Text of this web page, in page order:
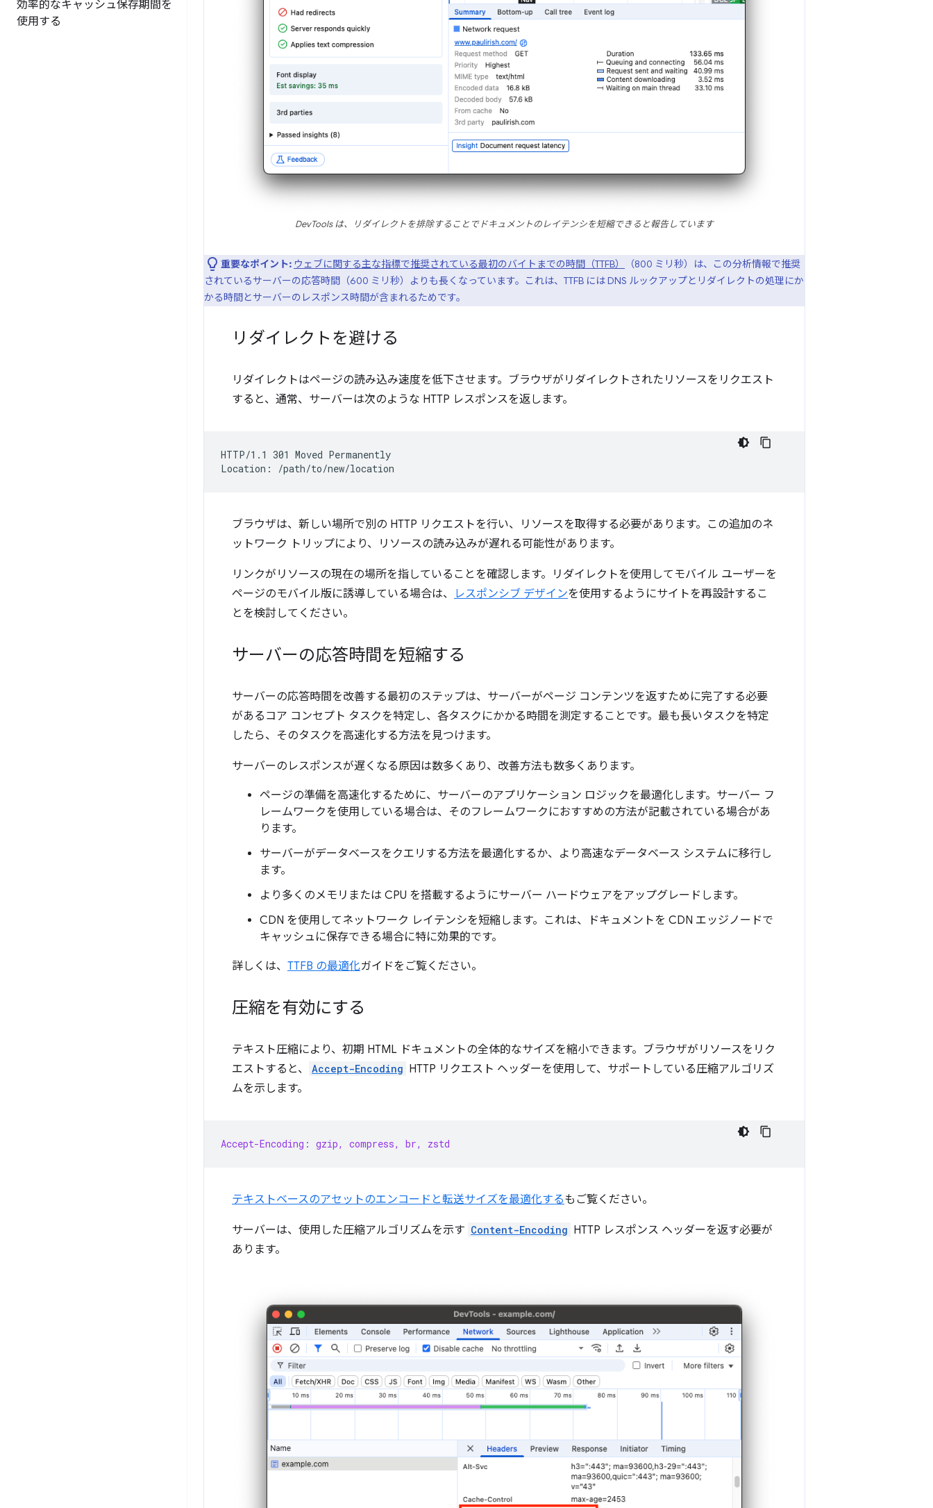
効率的なキャッシュ保存期間を
使用する
DevTools は、リダイレクトを排除することでドキュメントのレイテンシを短縮できると報告しています
重要なポイント: ウェブに関する主な指標で推奨されている最初のバイトまでの時間（TTFB）
（800 ミリ秒）は、この分析情報で推奨
されているサーバーの応答時間（600 ミリ秒）よりも長くなっています。これは、TTFB には DNS ルックアップとリダイレクトの処理にか
かる時間とサーバーのレスポンス時間が含まれるためです。
リダイレクトを避ける
リダイレクトはページの読み込み速度を低下させます。ブラウザがリダイレクトされたリソースをリクエスト
すると、通常、サーバーは次のような HTTP レスポンスを返します。
HTTP/1.1 301 Moved Permanently
ブラウザは、新しい場所で別の HTTP リクエストを行い、リソースを取得する必要があります。この追加のネ
ットワーク トリップにより、リソースの読み込みが遅れる可能性があります。
リンクがリソースの現在の場所を指していることを確認します。リダイレクトを使用してモバイル ユーザーを
ページのモバイル版に誘導している場合は、
レスポンシブ デザインを使用するようにサイトを再設計するこ
とを検討してください。
サーバーの応答時間を短縮する
サーバーの応答時間を改善する最初のステップは、サーバーがページ コンテンツを返すために完了する必要
があるコア コンセプト タスクを特定し、各タスクにかかる時間を測定することです。最も長いタスクを特定
したら、そのタスクを高速化する方法を見つけます。
サーバーのレスポンスが遅くなる原因は数多くあり、改善方法も数多くあります。
ページの準備を高速化するために、サーバーのアプリケーション ロジックを最適化します。サーバー フ
レームワークを使用している場合は、そのフレームワークにおすすめの方法が記載されている場合があ
ります。
サーバーがデータベースをクエリする方法を最適化するか、より高速なデータベース システムに移行し
ます。
より多くのメモリまたは CPU を搭載するようにサーバー ハードウェアをアップグレードします。
CDN を使用してネットワーク レイテンシを短縮します。これは、ドキュメントを CDN エッジノードで
キャッシュに保存できる場合に特に効果的です。
詳しくは、 TTFB の最適化ガイドをご覧ください。
圧縮を有効にする
テキスト圧縮により、初期 HTML ドキュメントの全体的なサイズを縮小できます。ブラウザがリソースをリク
エストすると、
Accept-Encoding HTTP リクエスト ヘッダーを使用して、サポートしている圧縮アルゴリズ
ムを示します。
Accept-Encoding: gzip, compress, br, zstd
テキストベースのアセットのエンコードと転送サイズを最適化するもご覧ください。
サーバーは、使用した圧縮アルゴリズムを示す Content-Encoding HTTP レスポンス ヘッダーを返す必要が
あります。